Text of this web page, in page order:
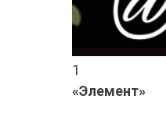
1
«Элемент»